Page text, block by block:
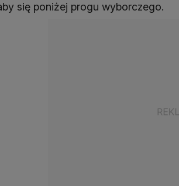
się poniżej progu wyborczego.